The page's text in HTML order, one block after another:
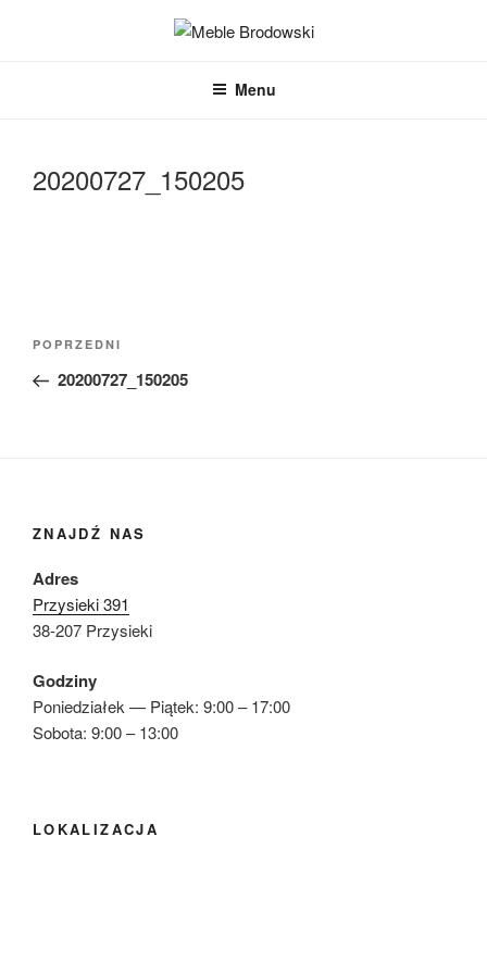
Menu
20200727_150205
Nawigacja
Poprzedni
wpis
POPRZEDNI
20200727_150205
ZNAJDŹ NAS
Adres
Przysieki 391
38-207 Przysieki
Godziny
Poniedziałek — Piątek: 9:00 – 17:00
Sobota: 9:00 – 13:00
LOKALIZACJA